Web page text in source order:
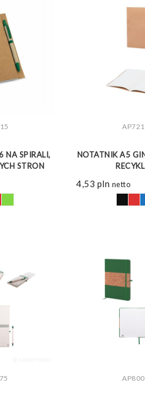
NA SPIRALI,
STRON
NOTATNIK A5
4,53 pln netto